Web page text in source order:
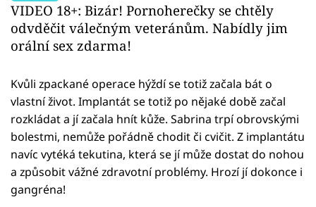
VIDEO 18+: Bizár! Pornoherečky se chtěly
odvděčit válečným veteránům. Nabídly jim
orální sex zdarma!
Kvůli zpackané operace hýždí se totiž začala bát o
vlastní život. Implantát se totiž po nějaké době začal
rozkládat a jí začala hnít kůže. Sabrina trpí obrovskými
bolestmi, nemůže pořádně chodit či cvičit. Z implantátu
navíc vytéká tekutina, která se jí může dostat do nohou
a způsobit vážné zdravotní problémy. Hrozí jí dokonce i
gangréna!